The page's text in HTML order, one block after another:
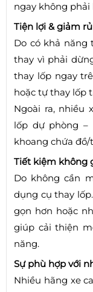
ngay không phải
Tiện lợi & giảm
Do có khả năng
thay vì phải
thay lốp ngay
hoặc tự thay lốp
Ngoài ra, nhiều
lốp dự phòng –
khoang chứa
Tiết kiệm không
Do không cần
dụng cụ thay
gọn hơn hoặc
giúp cải thiện
năng.
Sự phù hợp với
Nhiều hãng xe